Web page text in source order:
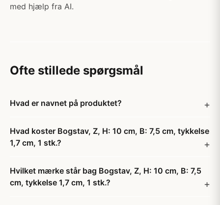
med hjælp fra AI.
Ofte stillede spørgsmål
Hvad er navnet på produktet?
Hvad koster Bogstav, Z, H: 10 cm, B: 7,5 cm, tykkelse
1,7 cm, 1 stk.?
Hvilket mærke står bag Bogstav, Z, H: 10 cm, B: 7,5
cm, tykkelse 1,7 cm, 1 stk.?